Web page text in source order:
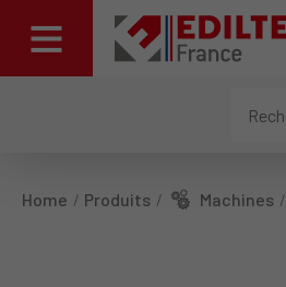
Home Produits Machines